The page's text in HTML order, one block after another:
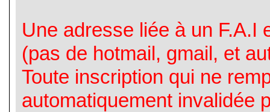
Une adresse liée à un F.A.I
(pas de hotmail, gmail, et
Toute inscription qui ne
automatiquement invalidée